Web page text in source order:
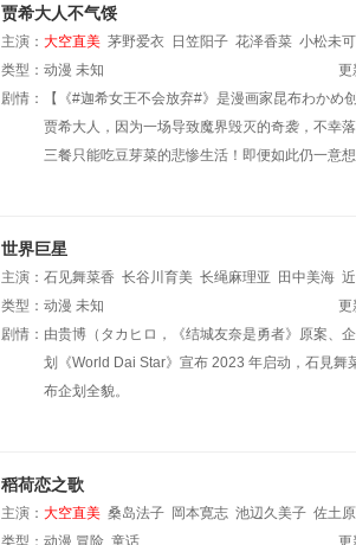
贾希大人不气馁
主演： 大空直美 茅野爱衣 日笠阳子 花泽香菜 小松未
类型： 动漫 未知
更
剧情：
【《#迦希女王不会放弃#》是漫画家昆布わか
贾希大人，因为一场导致魔界毁灭的奇袭，不幸
三餐只能吃豆芽菜的悲惨生活！即便如此仍一意
世界巨星
主演： 石见舞菜香 长谷川育美 长绳麻理亚 田中美海
类型： 动漫 未知
更
剧情： 由贵博（タカヒロ，《结城友奈是勇者》原案、
划《World Dai Star》宣布 2023 年启动，石見
布企划全貌。
稻荷恋之歌
主演： 大空直美 桑岛法子 岡本寛志 池辺久美子 佐土
类型： 动漫 冒险 童话
更